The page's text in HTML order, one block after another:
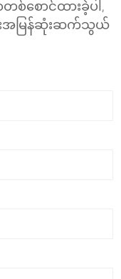
စ်စောင်ထားခဲ့ပါ,
းအမြန်ဆုံးဆက်သွယ်